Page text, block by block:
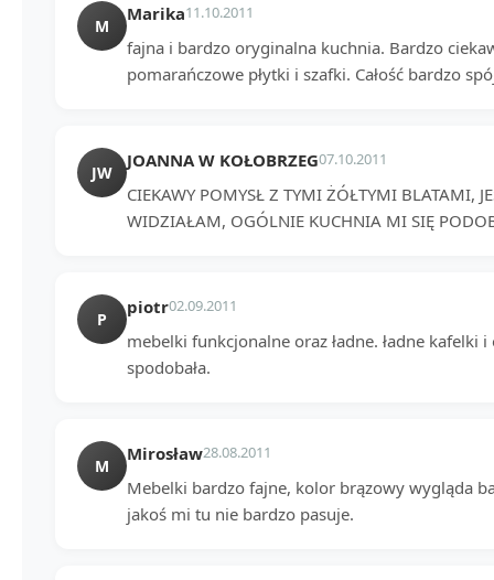
M
Marika11.10.2011
fajna i bardzo oryginalna kuchnia. Bardzo
pomarańczowe płytki i szafki. Całość bardzo
JW
JOANNA W KOŁOBRZEG07.10.2011
CIEKAWY POMYSŁ Z TYMI ŻÓŁTYMI BLATAMI,
WIDZIAŁAM, OGÓLNIE KUCHNIA MI SIĘ
P
piotr02.09.2011
mebelki funkcjonalne oraz ładne. ładne kafelki
spodobała.
M
Mirosław28.08.2011
Mebelki bardzo fajne, kolor brązowy wygląda
jakoś mi tu nie bardzo pasuje.